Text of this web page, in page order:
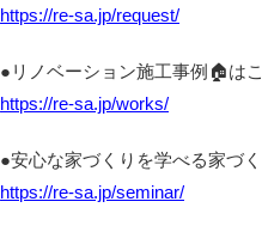
https://re-sa.jp/request/
●リノベーション施工事例🏠は
https://re-sa.jp/works/
●安心な家づくりを学べる家づ
https://re-sa.jp/seminar/